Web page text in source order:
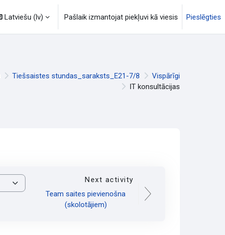
Latviešu ‎(lv)‎ Pašlaik izmantojat piekļuvi kā viesis Pieslēgties
Tiešsaistes stundas_saraksts_E21-7/8
Vispārīgi
IT konsultācijas
Next activity
Team saites pievienošna
(skolotājiem)